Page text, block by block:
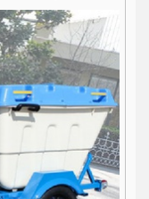
A系列内燃叉车1-3.8吨